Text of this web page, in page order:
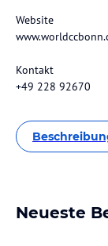
Website
Kontakt
+49 228 92670
Neueste